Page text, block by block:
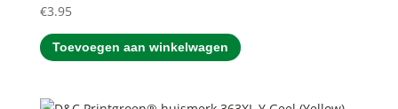
€3.95
Toevoegen aan winkelwagen